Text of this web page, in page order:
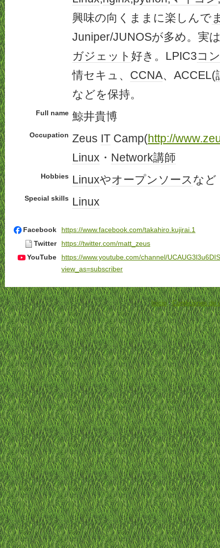
興味の向くままに楽しんで
Juniper/JUNOSが多め。実
ガジェット 好き。LPIC3コ
情セキュ、 CCNA、ACCEL(
などを保持。
Full name 鯨井貴博
Occupation Zeus IT Camp(http://
Linux ・ Network講師
Hobbies Linuxやオープンソースなど
Special skills Linux
Facebook
https://www.facebook.com/takahiro.kujirai.1
Twitter
https://twitter.com/matt_zeus
YouTube
https://www.youtube.com/channel/
view_as=subscriber
Inicio-Condiciones de